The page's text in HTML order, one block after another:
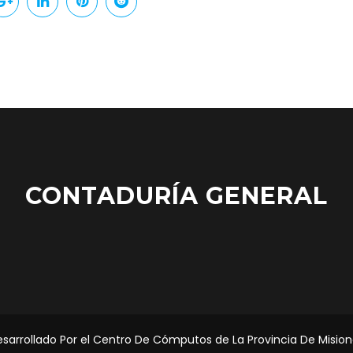
CONTADURÍA GENERAL
Por el Centro De Cómputos de La Provincia De